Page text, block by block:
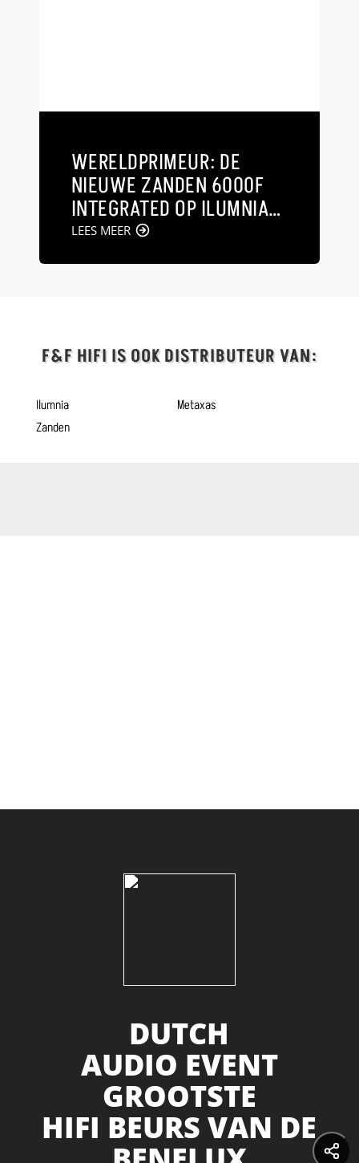
WERELDPRIMEUR: DE
NIEUWE ZANDEN 6000F
INTEGRATED OP ILUMNIA
MAGISTER MKII NOVUS
LEES MEER
F&F HIFI IS OOK DISTRIBUTEUR VAN:
Ilumnia
Metaxas
Zanden
DUTCH
AUDIO EVENT
GROOTSTE
HIFI BEURS VAN DE